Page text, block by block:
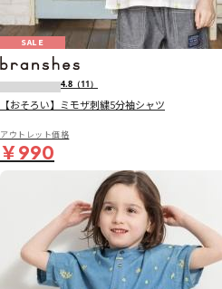
SALE
4.8 （11）
【おそろい】ミモザ刺繍5分袖シャツ
アウトレット価格
￥990